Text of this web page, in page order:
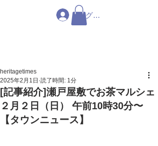
ログイン
[記事紹介]瀬戸屋敷でお茶マルシェ
２月２日（日） 午前10時30分〜
【タウンニュース】
heritagetimes
2025年2月1日 読了時間: 1分